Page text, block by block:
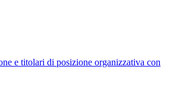
e titolari di posizione organizzativa con